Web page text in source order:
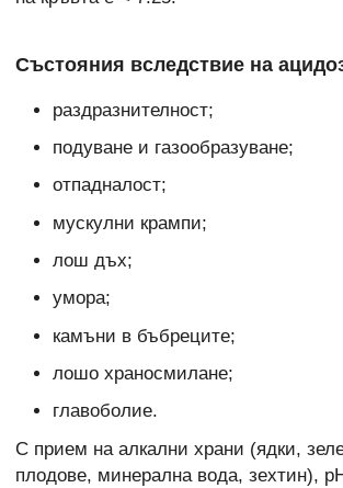
Състояния вследствие на
раздразнителност;
подуване и газообразуване;
отпадналост;
мускулни крампи;
лош дъх;
умора;
камъни в бъбреците;
лошо храносмилане;
главоболие.
С прием на алкални храни (ядки,
плодове, минерална вода, зехтин),